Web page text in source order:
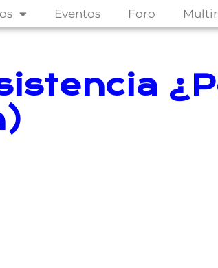
Eventos Foro